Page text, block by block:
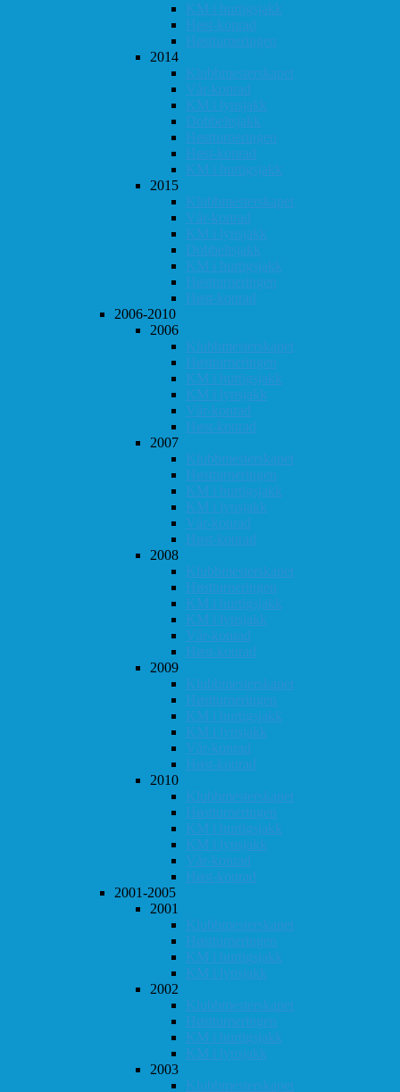
KM i hurtigsjakk
Høst-konrad
Høstturneringen
2014
Klubbmesterskapet
Vår-konrad
KM i lynsjakk
Dobbeltsjakk
Høstturneringen
Høst-konrad
KM i hurtigsjakk
2015
Klubbmesterskapet
Vår-konrad
KM i lynsjakk
Dobbeltsjakk
KM i hurtigsjakk
Høstturneringen
Høst-konrad
2006-2010
2006
Klubbmesterskapet
Høstturneringen
KM i hurtigsjakk
KM i lynsjakk
Vår-konrad
Høst-konrad
2007
Klubbmesterskapet
Høstturneringen
KM i hurtigsjakk
KM i lynsjakk
Vår-konrad
Høst-konrad
2008
Klubbmesterskapet
Høstturneringen
KM i hurtigsjakk
KM i lynsjakk
Vår-konrad
Høst-konrad
2009
Klubbmesterskapet
Høstturneringen
KM i hurtigsjakk
KM i lynsjakk
Vår-konrad
Høst-konrad
2010
Klubbmesterskapet
Høstturneringen
KM i hurtigsjakk
KM i lynsjakk
Vår-konrad
Høst-konrad
2001-2005
2001
Klubbmesterskapet
Høstturneringen
KM i hurtigsjakk
KM i lynsjakk
2002
Klubbmesterskapet
Høstturneringen
KM i hurtigsjakk
KM i lynsjakk
2003
Klubbmesterskapet